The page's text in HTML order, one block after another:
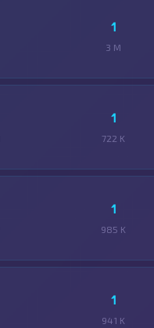
1
3 M
1
722 K
1
985 K
1
941 K